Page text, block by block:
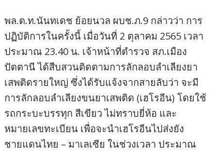
พล.ต.ท.นันทเดช ย้อยนวล ผบช.ภ.9 กล่าวว่า การ
ปฏิบัติการในครั้งนี้ เมื่อวันที่ 2 ตุลาคม 2565 เวลา
ประมาณ 23.40 น. เจ้าหน้าที่ตำรวจ สภ.เมือง
ปัตตานี ได้สืบสวนติดตามการลักลอบลำเลียงยา
เสพติดรายใหญ่ ซึ่งได้รับแจ้งจากสายลับว่า จะมี
การลักลอบลำเลียงขนยาเสพติด (เฮโรอีน) โดยใช้
รถกระบะบรรทุก สีเขียว ไม่ทราบยี่ห้อ และ
หมายเลขทะเบียน เพื่อจะนำเฮโรอีนไปส่งยัง
ชายแดนไทย – มาเลเซีย ในช่วงเวลา ประมาณ